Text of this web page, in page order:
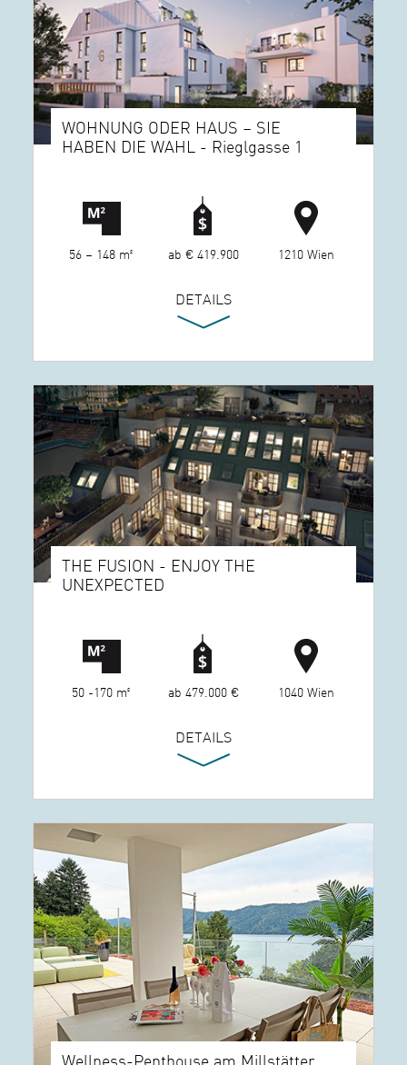
WOHNUNG ODER HAUS – SIE
HABEN DIE WAHL - Rieglgasse 1
56 – 148 m² ab € 419.900 1210 Wien
DETAILS
THE FUSION - ENJOY THE
UNEXPECTED
50 -170 m² ab 479.000 € 1040 Wien
DETAILS
Wellness-Penthouse am Millstätter